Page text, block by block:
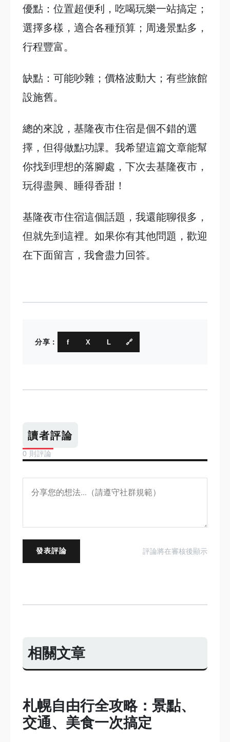
優點：位置超便利，吃喝玩樂一站搞定；
選擇多樣，適合各種預算；周邊景點多，
行程豐富。
缺點：可能吵雜；價格波動大；有些旅館
設施舊。
總的來說，基隆夜市住宿是個不錯的選
擇，但得做點功課。我希望這篇文章能幫
你找到理想的落腳處，下次去基隆夜市，
玩得盡興、睡得香甜！
基隆夜市住宿這個話題，我還能聊很多，
但就先到這裡。如果你有其他問題，歡迎
在下面留言，我會盡力回答。
分享： f X L 🔗
讀者評論
0 則評論
發表評論 評論將在審核後顯示
相關文章
札幌自由行全攻略：景點、
交通、美食一次搞定